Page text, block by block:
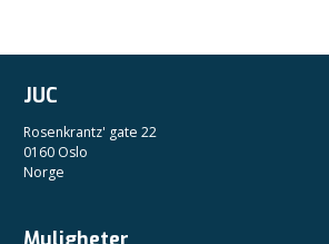
JUC
Rosenkrantz' gate 22
0160 Oslo
Norge